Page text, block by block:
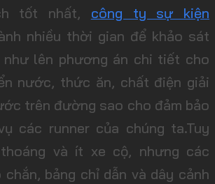
tốt nhất, công ty sự kiện
nhiều thời gian để khảo sát
như lên phương án chi tiết cho
nước, thức ăn, chất điện giải
trên đường sao cho đảm bảo
các runner của chúng ta.Tuy
và ít xe cộ, nhưng các
bảng chỉ dẫn và dây cảnh